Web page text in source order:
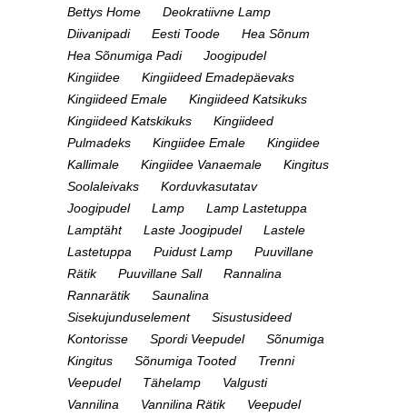
Bettys Home
Deokratiivne Lamp
Diivanipadi
Eesti Toode
Hea Sõnum
Hea Sõnumiga Padi
Joogipudel
Kingiidee
Kingiideed Emadepäevaks
Kingiideed Emale
Kingiideed Katsikuks
Kingiideed Katskikuks
Kingiideed
Pulmadeks
Kingiidee Emale
Kingiidee
Kallimale
Kingiidee Vanaemale
Kingitus
Soolaleivaks
Korduvkasutatav
Joogipudel
Lamp
Lamp Lastetuppa
Lamptäht
Laste Joogipudel
Lastele
Lastetuppa
Puidust Lamp
Puuvillane
Rätik
Puuvillane Sall
Rannalina
Rannarätik
Saunalina
Sisekujunduselement
Sisustusideed
Kontorisse
Spordi Veepudel
Sõnumiga
Kingitus
Sõnumiga Tooted
Trenni
Veepudel
Tähelamp
Valgusti
Vannilina
Vannilina Rätik
Veepudel